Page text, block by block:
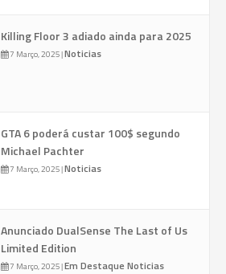
Killing Floor 3 adiado ainda para 2025
7 Março, 2025|Noticias
GTA 6 poderá custar 100$ segundo
Michael Pachter
7 Março, 2025|Noticias
Anunciado DualSense The Last of Us
Limited Edition
7 Março, 2025|Em Destaque Noticias